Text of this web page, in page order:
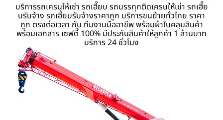
บริการรถเครนให้เช่า รถเฮี๊ยบ รถบรรทุกติดเครนให้เช่า รถเฮี๊ย
บรับจ้าง รถเฮี้ยบรับจ้างราคาถูก บริการขนย้ายทั่วไทย ราคา
ถูก ตรงต่อเวลา กับ ทีมงานมืออาชีพ พร้อมผ้าใบคลุมสินค้า
พร้อมเอกสาร เซฟตี้ 100% มีประกันสินค้าให้ลูกค้า 1 ล้านบาท
บริการ 24 ชั่วโมง